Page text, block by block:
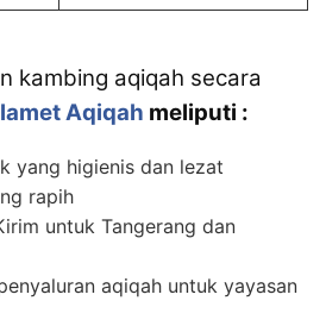
kambing aqiqah secara
Aqiqah meliputi :
yang higienis dan lezat
rapih
untuk Tangerang dan
aqiqah untuk yayasan